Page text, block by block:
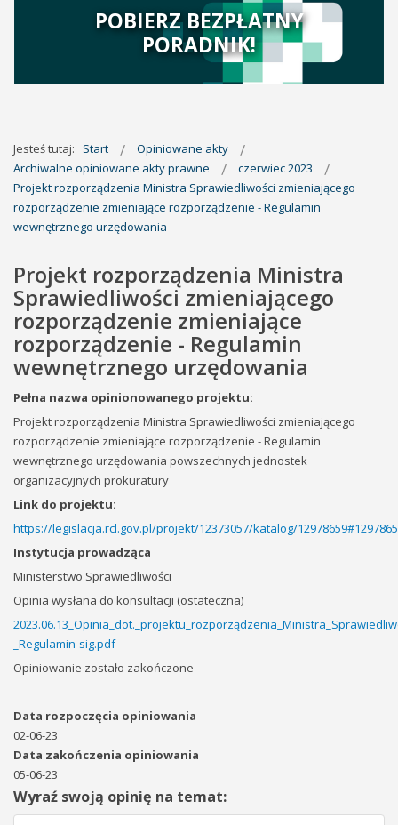
POBIERZ BEZPŁATNY
PORADNIK!
Jesteś tutaj: Start
Opiniowane akty
Archiwalne opiniowane akty prawne
czerwiec 2023
Projekt rozporządzenia Ministra Sprawiedliwości zmieniającego
rozporządzenie zmieniające rozporządzenie - Regulamin
wewnętrznego urzędowania
Projekt rozporządzenia Ministra
Sprawiedliwości zmieniającego
rozporządzenie zmieniające
rozporządzenie - Regulamin
wewnętrznego urzędowania
Pełna nazwa opinionowanego projektu:
Projekt rozporządzenia Ministra Sprawiedliwości zmieniającego
rozporządzenie zmieniające rozporządzenie - Regulamin
wewnętrznego urzędowania powszechnych jednostek
organizacyjnych prokuratury
Link do projektu:
https://legislacja.rcl.gov.pl/projekt/12373057/katalog/
Instytucja prowadząca
Ministerstwo Sprawiedliwości
Opinia wysłana do konsultacji (ostateczna)
_Regulamin-sig.pdf
Opiniowanie zostało zakończone
Data rozpoczęcia opiniowania
02-06-23
Data zakończenia opiniowania
05-06-23
Wyraź swoją opinię na temat: